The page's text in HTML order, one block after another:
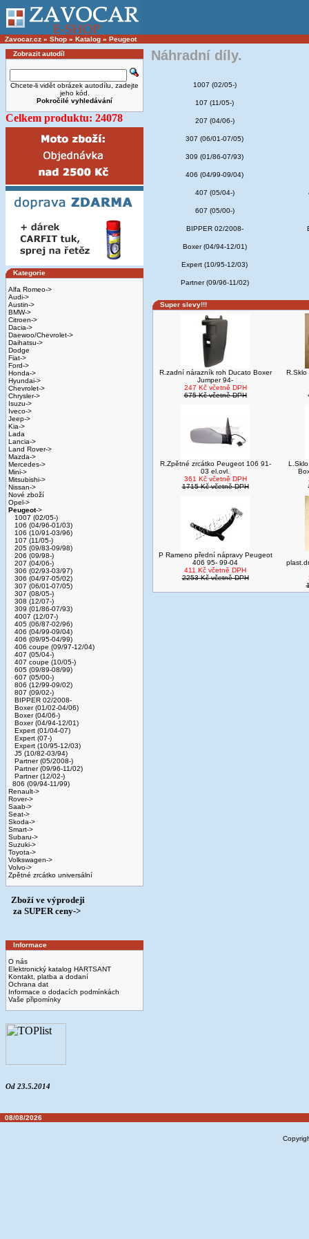
Zavocar.cz » Shop » Katalog » Peugeot
Zobrazit autodíl
Chcete-li vidět obrázek autodílu, zadejte
jeho kód.
Pokročilé vyhledávání
Celkem produktu: 24078
Kategorie
Alfa Romeo->
Audi->
Austin->
BMW->
Citroen->
Dacia->
Daewoo/Chevrolet->
Daihatsu->
Dodge
Fiat->
Ford->
Honda->
Hyundai->
Chevrolet->
Chrysler->
Isuzu->
Iveco->
Jeep->
Kia->
Lada
Lancia->
Land Rover->
Mazda->
Mercedes->
Mini->
Mitsubishi->
Nissan->
Nové zboží
Opel->
Peugeot->
1007 (02/05-)
106 (04/96-01/03)
106 (10/91-03/96)
107 (11/05-)
205 (09/83-09/98)
206 (09/98-)
207 (04/06-)
306 (02/93-03/97)
306 (04/97-05/02)
307 (06/01-07/05)
307 (08/05-)
308 (12/07-)
309 (01/86-07/93)
4007 (12/07-)
405 (06/87-02/96)
406 (04/99-09/04)
406 (09/95-04/99)
406 coupe (09/97-12/04)
407 (05/04-)
407 coupe (10/05-)
605 (09/89-08/99)
607 (05/00-)
806 (12/99-09/02)
807 (09/02-)
BIPPER 02/2008-
Boxer (01/02-04/06)
Boxer (04/06-)
Boxer (04/94-12/01)
Expert (01/04-07)
Expert (07-)
Expert (10/95-12/03)
J5 (10/82-03/94)
Partner (05/2008-)
Partner (09/96-11/02)
Partner (12/02-)
806 (09/94-11/99)
Renault->
Rover->
Saab->
Seat->
Skoda->
Smart->
Subaru->
Suzuki->
Toyota->
Volkswagen->
Volvo->
Zpětné zrcátko universální
Zboží ve výprodeji
­ za SUPER ceny->
Informace
O nás
Elektronický katalog HARTSANT
Kontakt, platba a dodaní
Ochrana dat
Informace o dodacích podmínkách
Vaše připomínky
Od 23.5.2014
Náhradní díly.
1007 (02/05-)
107 (11/05-)
207 (04/06-)
307 (06/01-07/05)
309 (01/86-07/93)
406 (04/99-09/04)
407 (05/04-)
607 (05/00-)
BIPPER 02/2008-
Boxer (04/94-12/01)
Expert (10/95-12/03)
Partner (09/96-11/02)
Super slevy!!!
R.zadní nárazník roh Ducato Boxer
Jumper 94-
247 Kč včetně DPH
675 Kč včetně DPH
R.Sklo
R.Zpětné zrcátko Peugeot 106 91-
03 el.ovl.
361 Kč včetně DPH
1715 Kč včetně DPH
P Rameno přední nápravy Peugeot
406 95- 99-04
411 Kč včetně DPH
2253 Kč včetně DPH
08/08/2026